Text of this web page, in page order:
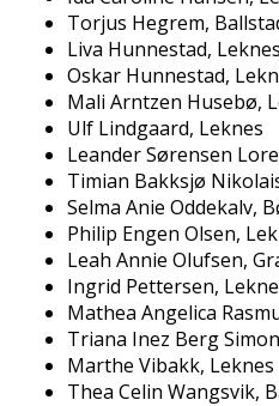
Torjus Hegrem,
Liva Hunnestad, Leknes
Oskar Hunnestad,
Mali Arntzen Husebø,
Ulf Lindgaard, Leknes
Leander Sørensen
Timian Bakksjø
Selma Anie Oddekalv,
Philip Engen Olsen,
Leah Annie Olufsen,
Ingrid Pettersen,
Mathea Angelica
Triana Inez Berg
Marthe Vibakk, Leknes
Thea Celin Wangsvik,